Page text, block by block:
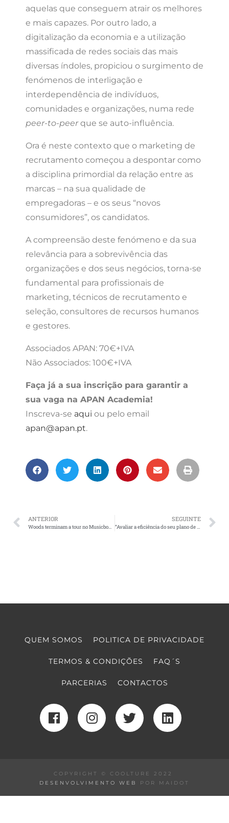
aquelas que conseguem atrair os melhores
e mais capazes. Por outro lado, a
digitalização da economia e a utilização
massificada de redes sociais das mais
diversas índoles, propiciou o surgimento de
fenómenos de interligação e
interdependência de indivíduos,
comunidades e organizações, numa rede
peer-to-peerque se auto-influência.
Ora é neste contexto que o marketing de
recrutamento começou a despontar como
a disciplina primordial da relação entre as
marcas – na sua qualidade de
empregadoras – e os seus “novos
consumidores”, os candidatos.
A compreensão deste fenómeno e da sua
relevância para a sobrevivência das
organizações e dos seus negócios, torna-se
fundamental para profissionais de
marketing, técnicos de recrutamento e
seleção, consultores de recursos humanos
e gestores.
Associados APAN: 70€+IVA
Não Associados: 100€+IVA
Faça já a sua inscrição para garantir a
sua vaga na APAN Academia!
Inscreva-se aqui ou pelo email
apan@apan.pt.
ANTERIOR
Woods terminam a tour no Musicbox Lisboa
SEGUINTE
“Avaliar a eficiência do seu plano de meios” na APAN Academia
QUEM SOMOS POLITICA DE PRIVACIDADE
TERMOS & CONDIÇÕES FAQ´S
PARCERIAS CONTACTOS
COPYRIGHT © COOLTURE 2022
DESENVOLVIMENTO WEB
POR MAIDOT